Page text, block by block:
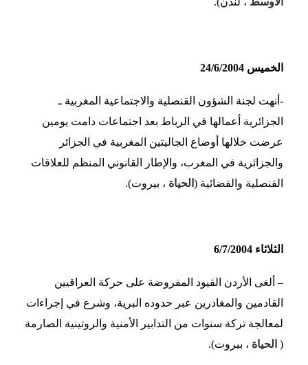
الخميس 24/6/2004
-أنهت لجنة الشؤون القنصلية والاجتماعية المغربية ـ
الجزائرية أعمالها في الرباط بعد اجتماعات دامت يومين
عرضت خلالها أوضاع الجاليتين المغربية في الجزائر
والجزائرية في المغرب، والإطار القانوني المنظم للعلاقات
القنصلية والقضائية ( الحياة ، بيروت).
الثلاثاء 6/7/2004
– ألغى الأردن القيود المفروضة على حركة العراقيين
القادمين والمغادرين عبر حدوده البرية، وشرع في إجراءات
لمعالجة تركة سنوات من التدابير الأمنية والروتينية الصارمة
( الحياة ، بيروت).